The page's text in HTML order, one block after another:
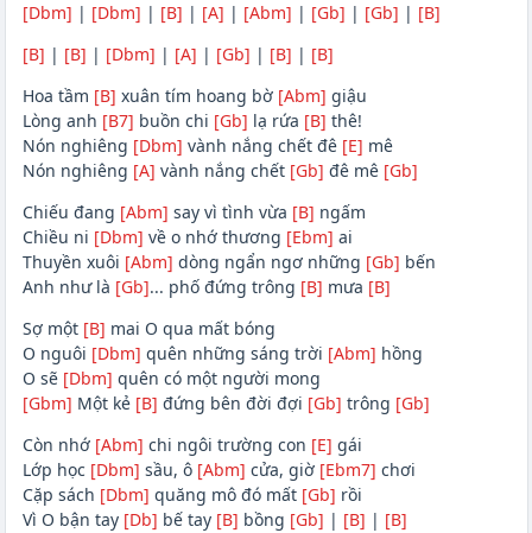
[Dbm] | [Dbm] | [B] | [A] | [Abm] | [Gb] | [Gb] | [B]
[B] | [B] | [Dbm] | [A] | [Gb] | [B] | [B]
Hoa tầm [B] xuân tím hoang bờ [Abm] giậu
Lòng anh [B7] buồn chi [Gb] lạ rứa [B] thê!
Nón nghiêng [Dbm] vành nắng chết đê [E] mê
Nón nghiêng [A] vành nắng chết [Gb] đê mê [Gb]
Chiếu đang [Abm] say vì tình vừa [B] ngấm
Chiều ni [Dbm] về o nhớ thương [Ebm] ai
Thuyền xuôi [Abm] dòng ngẩn ngơ những [Gb] bến
Anh như là [Gb]... phố đứng trông [B] mưa [B]
Sợ một [B] mai O qua mất bóng
O nguôi [Dbm] quên những sáng trời [Abm] hồng
O sẽ [Dbm] quên có một người mong
[Gbm] Một kẻ [B] đứng bên đời đợi [Gb] trông [Gb]
Còn nhớ [Abm] chi ngôi trường con [E] gái
Lớp học [Dbm] sầu, ô [Abm] cửa, giờ [Ebm7] chơi
Cặp sách [Dbm] quăng mô đó mất [Gb] rồi
Vì O bận tay [Db] bế tay [B] bồng [Gb] | [B] | [B]